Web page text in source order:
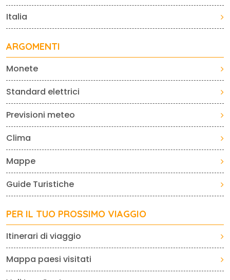
Italia
ARGOMENTI
Monete
Standard elettrici
Previsioni meteo
Clima
Mappe
Guide Turistiche
PER IL TUO PROSSIMO VIAGGIO
Itinerari di viaggio
Mappa paesi visitati